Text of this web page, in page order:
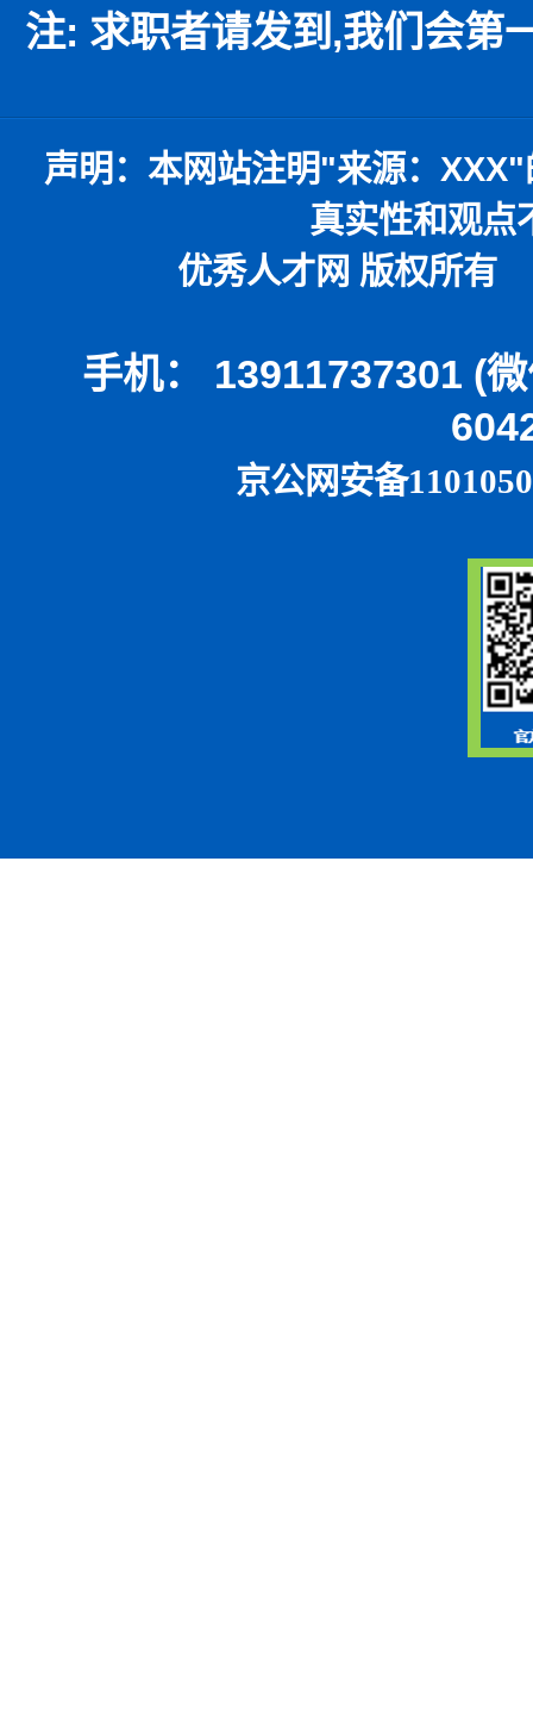
注: 求职者请发到,我们会第
声明：本网站注明"来源： XXX"
真实性和观点
优秀人才网 版权所有 本网
手机： 13911737301 (
京公网安备